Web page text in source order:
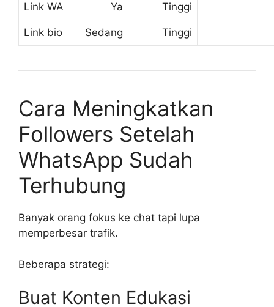
Link WA Ya Tinggi
Link bio Sedang Tinggi
Cara Meningkatkan
Followers Setelah
WhatsApp Sudah
Terhubung
Banyak orang fokus ke chat tapi lupa
memperbesar trafik.
Beberapa strategi:
Buat Konten Edukasi